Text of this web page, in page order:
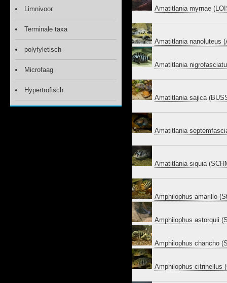
Amatitlania myrnae
Amatitlania nanoluteus
Amatitlania
Amatitlania sajica
Amatitlania
Amatitlania siquia
Amphilophus amarillo
Amphilophus astorquii
Amphilophus chancho
Amphilophus citrinellus
Limnivoor
Terminale taxa
polyfyletisch
Microfaag
Hypertrofisch